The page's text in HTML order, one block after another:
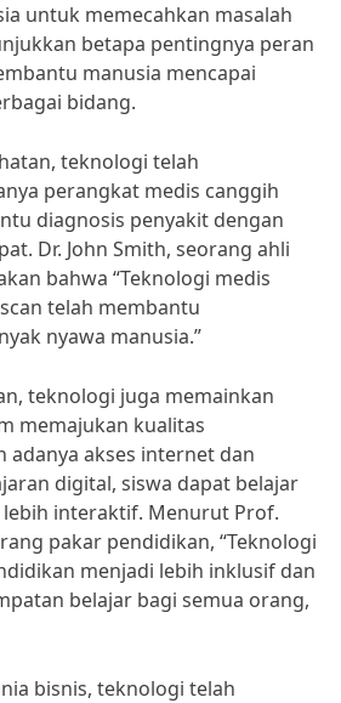
untuk memecahkan masalah
betapa pentingnya peran
manusia mencapai
bidang.
teknologi telah
perangkat medis canggih
diagnosis penyakit dengan
Dr. John Smith, seorang ahli
bahwa “Teknologi medis
telah membantu
nyawa manusia.”
teknologi juga memainkan
memajukan kualitas
adanya akses internet dan
digital, siswa dapat belajar
interaktif. Menurut Prof.
pakar pendidikan, “Teknologi
menjadi lebih inklusif dan
belajar bagi semua orang,
bisnis, teknologi telah